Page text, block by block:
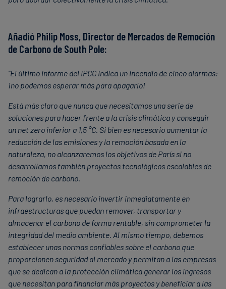
Añadió Philip Moss, Director de Mercados de Remoción
de Carbono de South Pole:
“El último informe del IPCC indica un incendio de cinco alarmas:
¡no podemos esperar más para apagarlo!
Está más claro que nunca que necesitamos una serie de
soluciones para hacer frente a la crisis climática y conseguir
un net zero inferior a 1,5 °C. Si bien es necesario aumentar la
reducción de las emisiones y la remoción basada en la
naturaleza, no alcanzaremos los objetivos de París si no
desarrollamos también proyectos tecnológicos escalables de
remoción de carbono.
Para lograrlo, es necesario invertir inmediatamente en
infraestructuras que puedan remover, transportar y
almacenar el carbono de forma rentable, sin comprometer la
integridad del medio ambiente. Al mismo tiempo, debemos
establecer unas normas confiables sobre el carbono que
proporcionen seguridad al mercado y permitan a las empresas
que se dedican a la protección climática generar los ingresos
que necesitan para financiar más proyectos y beneficiar a las